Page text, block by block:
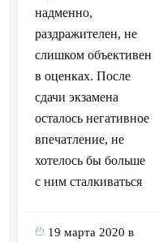
надменно,
раздражителен, не
слишком объективен
в оценках. После
сдачи экзамена
осталось негативное
впечатление, не
хотелось бы больше
с ним сталкиваться
19 марта 2020 в